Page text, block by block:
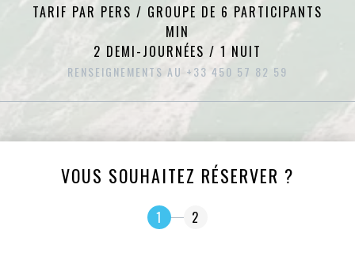
TARIF PAR PERS / GROUPE DE 6 PARTICIPANTS
MIN
2 DEMI-JOURNÉES / 1 NUIT
RENSEIGNEMENTS AU +33 450 57 82 59
VOUS SOUHAITEZ RÉSERVER ?
1 2